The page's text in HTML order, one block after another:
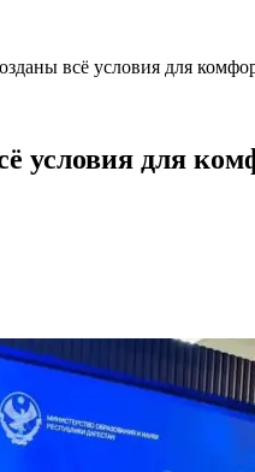
всё условия для
условия для